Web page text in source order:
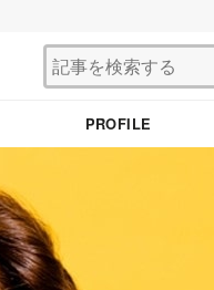
索:
PROFILE